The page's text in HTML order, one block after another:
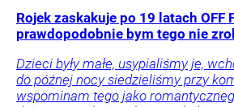
Rojek zaskakuje po 19 latach OFF
prawdopodobnie bym tego nie
Dzieci były małe, usypialiśmy je,
do późnej nocy siedzieliśmy przy
wspominam tego jako